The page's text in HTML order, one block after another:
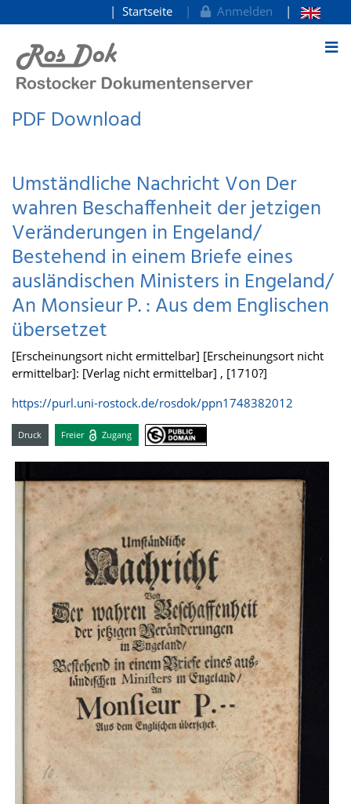
zum Inhalt
Startseite Anmelden
PDF Download
Umständliche Nachricht Von Der
wahren Beschaffenheit der jetzigen
Veränderungen in Engeland/
Bestehend in einem Briefe eines
ausländischen Ministers in Engeland/
An Monsieur P. : Aus dem Englischen
übersetzet
[Erscheinungsort nicht ermittelbar] [Erscheinungsort nicht
ermittelbar]: [Verlag nicht ermittelbar] , [1710?]
https://purl.uni-rostock.de/rosdok/ppn1748382012
Druck Freier Zugang